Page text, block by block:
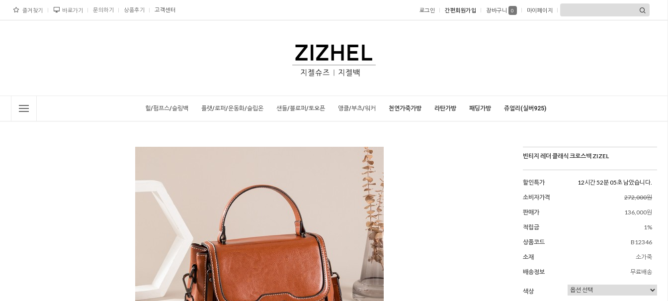
즐겨찾기 바로가기 문의하기 상품후기 고객센터 로그인 간편회원가입 장바구니 0 마이페이지
힐/펌프스/슬링백 플랫/로퍼/운동화/슬립온 샌들/블로퍼/토오픈 앵클/부츠/워커 천연가죽가방 라탄가방 패딩가방 쥬얼리(실버925)
빈티지 레더 클래식 크로스백 ZIZEL
할인특가
12시간 52분 03초 남았습니다.
소비자가격
272,000원
판매가
136,000원
적립금
1%
상품코드
B12346
소재
소가죽
배송정보
무료배송
색상